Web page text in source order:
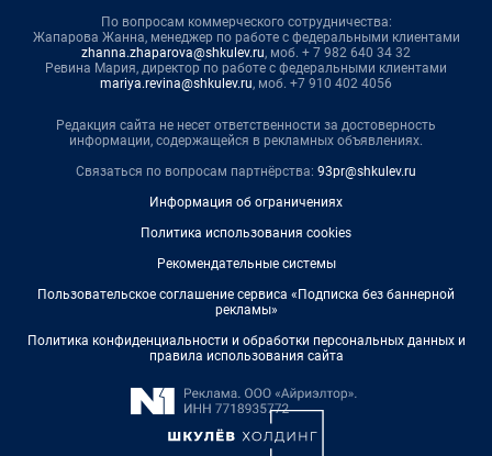
По вопросам коммерческого сотрудничества:
Жапарова Жанна, менеджер по работе с федеральными клиентами
zhanna.zhaparova@shkulev.ru, моб. + 7 982 640 34 32
Ревина Мария, директор по работе с федеральными клиентами
mariya.revina@shkulev.ru, моб. +7 910 402 4056
Редакция сайта не несет ответственности за достоверность
информации, содержащейся в рекламных объявлениях.
Связаться по вопросам партнёрства: 93pr@shkulev.ru
Информация об ограничениях
Политика использования cookies
Рекомендательные системы
Пользовательское соглашение сервиса «Подписка без баннерной
рекламы»
Политика конфиденциальности и обработки персональных данных и
правила использования сайта